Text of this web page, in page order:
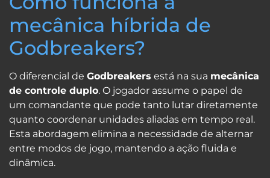
mecânica híbrida de
Godbreakers?
O diferencial de Godbreakers está na sua mecânica
de controle duplo. O jogador assume o papel de
um comandante que pode tanto lutar diretamente
quanto coordenar unidades aliadas em tempo real.
Esta abordagem elimina a necessidade de alternar
entre modos de jogo, mantendo a ação fluida e
dinâmica.